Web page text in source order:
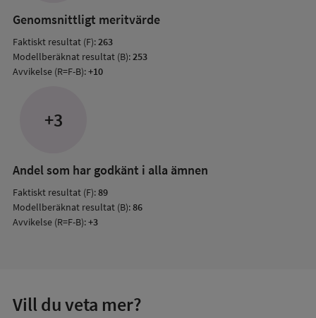
Genomsnittligt meritvärde
Faktiskt resultat (F):263
Modellberäknat resultat (B):253
Avvikelse (R=F-B):+10
+3
Andel som har godkänt i alla ämnen
Faktiskt resultat (F):89
Modellberäknat resultat (B):86
Avvikelse (R=F-B):+3
Vill du veta mer?